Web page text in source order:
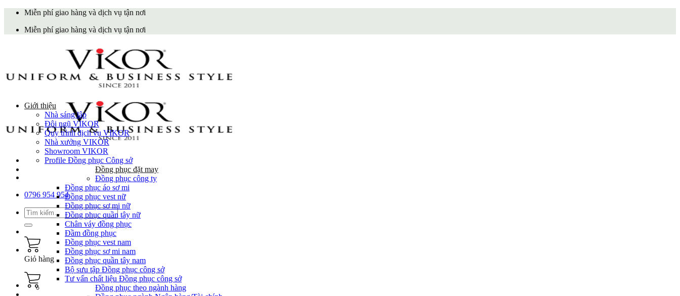
Skip
content
Miễn phí giao hàng và dịch vụ tận nơi
Miễn phí giao hàng và dịch vụ tận nơi
0796 954 954
Tìm
kiếm:
Giỏ hàng
Giới thiệu
Nhà sáng lập
Đội ngũ VIKOR
Quy trình dịch vụ VIKOR
Nhà xưởng VIKOR
Showroom VIKOR
Profile Đồng phục Công sở
Đồng phục đặt may
Đồng phục công ty
Đồng phục áo sơ mi
Đồng phục vest nữ
Đồng phục sơ mi nữ
Đồng phục quần tây nữ
Chân váy đồng phục
Đầm đồng phục
Đồng phục vest nam
Đồng phục sơ mi nam
Đồng phục quần tây nam
Bộ sưu tập Đồng phục công sở
Tư vấn chất liệu Đồng phục công sở
Đồng phục theo ngành hàng